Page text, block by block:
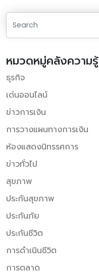
หมวดหมู่คลังความรู้
ธุรกิจ
เด่นออนไลน์
ข่าวการเงิน
การวางแผนทางการเงิน
ห้องแสดงนิทรรศการ
ข่าวทั่วไป
สุขภาพ
ประกันสุขภาพ
ประกันภัย
ประกันชีวิต
การดำเนินชีวิต
การตลาด